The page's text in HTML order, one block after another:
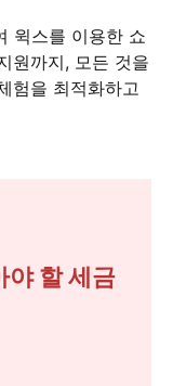
윅스를 이용한 쇼
원까지, 모든 것을
험을 최적화하고
야 할 세금